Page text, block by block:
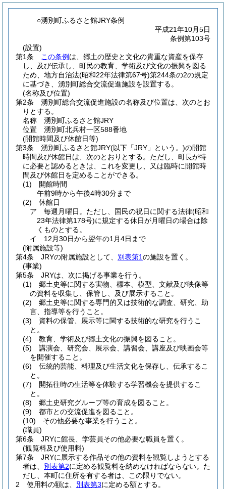
○湧別町ふるさと館JRY条例
平成21年10月5日
条例第103号
(設置)
第1条
この条例 は、郷土の歴史と文化の貴重な資産を保存
し、及び伝承し、町民の教育、学術及び文化の振興を図る
ため、地方自治法(昭和22年法律第67号)第244条の2の規定
に基づき、湧別町総合交流促進施設を設置する。
(名称及び位置)
第2条
湧別町総合交流促進施設の名称及び位置は、次のとお
りとする。
名称 湧別町ふるさと館JRY
位置 湧別町北兵村一区588番地
(開館時間及び休館日等)
第3条
湧別町ふるさと館JRY(以下「JRY」という。)の開館
時間及び休館日は、次のとおりとする。 ただし、町長が特
に必要と認めるときは、これを変更し、又は臨時に開館時
間及び休館日を定めることができる。
(1)
開館時間
午前9時から午後4時30分まで
(2)
休館日
ア
毎週月曜日。 ただし、国民の祝日に関する法律(昭和
23年法律第178号)に規定する休日が月曜日の場合は除
くものとする。
イ
12月30日から翌年の1月4日まで
(附属施設等)
第4条
JRYの附属施設として、 別表第1の施設を置く。
(事業)
第5条
JRYは、次に掲げる事業を行う。
(1)
郷土史等に関する実物、標本、模型、文献及び映像等
の資料を収集し、保管し、及び展示すること。
(2)
郷土史等に関する専門的又は技術的な調査、研究、助
言、指導等を行うこと。
(3)
資料の保管、展示等に関する技術的な研究を行うこ
と。
(4)
教育、学術及び郷土文化の振興を図ること。
(5)
講演会、研究会、展示会、講習会、講座及び映画会等
を開催すること。
(6)
伝統的芸能、料理及び生活文化を保存し、伝承するこ
と。
(7)
開拓往時の生活等を体験する学習機会を提供するこ
と。
(8)
郷土史研究グループ等の育成を図ること。
(9)
都市との交流促進を図ること。
(10)
その他必要な事業を行うこと。
(職員)
第6条
JRYに館長、学芸員その他必要な職員を置く。
(観覧料及び使用料)
第7条
JRYに展示する作品その他の資料を観覧しようとする
者は、 別表第2に定める観覧料を納めなければならない。 た
だし、本町に住所を有する者は、この限りでない。
2
使用料の額は、 別表第3に定める額とする。